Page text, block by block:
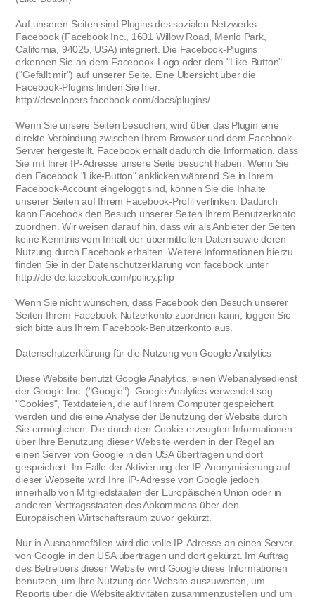
Auf unseren Seiten sind Plugins des sozialen Netzwerks
Facebook (Facebook Inc., 1601 Willow Road, Menlo Park,
California, 94025, USA) integriert. Die Facebook-Plugins
erkennen Sie an dem Facebook-Logo oder dem "Like-Button"
("Gefällt mir") auf unserer Seite. Eine Übersicht über die
Facebook-Plugins finden Sie hier:
http://developers.facebook.com/docs/plugins/.
Wenn Sie unsere Seiten besuchen, wird über das Plugin eine
direkte Verbindung zwischen Ihrem Browser und dem Facebook-
Server hergestellt. Facebook erhält dadurch die Information, dass
Sie mit Ihrer IP-Adresse unsere Seite besucht haben. Wenn Sie
den Facebook "Like-Button" anklicken während Sie in Ihrem
Facebook-Account eingeloggt sind, können Sie die Inhalte
unserer Seiten auf Ihrem Facebook-Profil verlinken. Dadurch
kann Facebook den Besuch unserer Seiten Ihrem Benutzerkonto
zuordnen. Wir weisen darauf hin, dass wir als Anbieter der Seiten
keine Kenntnis vom Inhalt der übermittelten Daten sowie deren
Nutzung durch Facebook erhalten. Weitere Informationen hierzu
finden Sie in der Datenschutzerklärung von facebook unter
http://de-de.facebook.com/policy.php
Wenn Sie nicht wünschen, dass Facebook den Besuch unserer
Seiten Ihrem Facebook-Nutzerkonto zuordnen kann, loggen Sie
sich bitte aus Ihrem Facebook-Benutzerkonto aus.
Datenschutzerklärung für die Nutzung von Google Analytics
Diese Website benutzt Google Analytics, einen Webanalysedienst
der Google Inc. ("Google"). Google Analytics verwendet sog.
"Cookies", Textdateien, die auf Ihrem Computer gespeichert
werden und die eine Analyse der Benutzung der Website durch
Sie ermöglichen. Die durch den Cookie erzeugten Informationen
über Ihre Benutzung dieser Website werden in der Regel an
einen Server von Google in den USA übertragen und dort
gespeichert. Im Falle der Aktivierung der IP-Anonymisierung auf
dieser Webseite wird Ihre IP-Adresse von Google jedoch
innerhalb von Mitgliedstaaten der Europäischen Union oder in
anderen Vertragsstaaten des Abkommens über den
Europäischen Wirtschaftsraum zuvor gekürzt.
Nur in Ausnahmefällen wird die volle IP-Adresse an einen Server
von Google in den USA übertragen und dort gekürzt. Im Auftrag
des Betreibers dieser Website wird Google diese Informationen
benutzen, um Ihre Nutzung der Website auszuwerten, um
Reports über die Websiteaktivitäten zusammenzustellen und um